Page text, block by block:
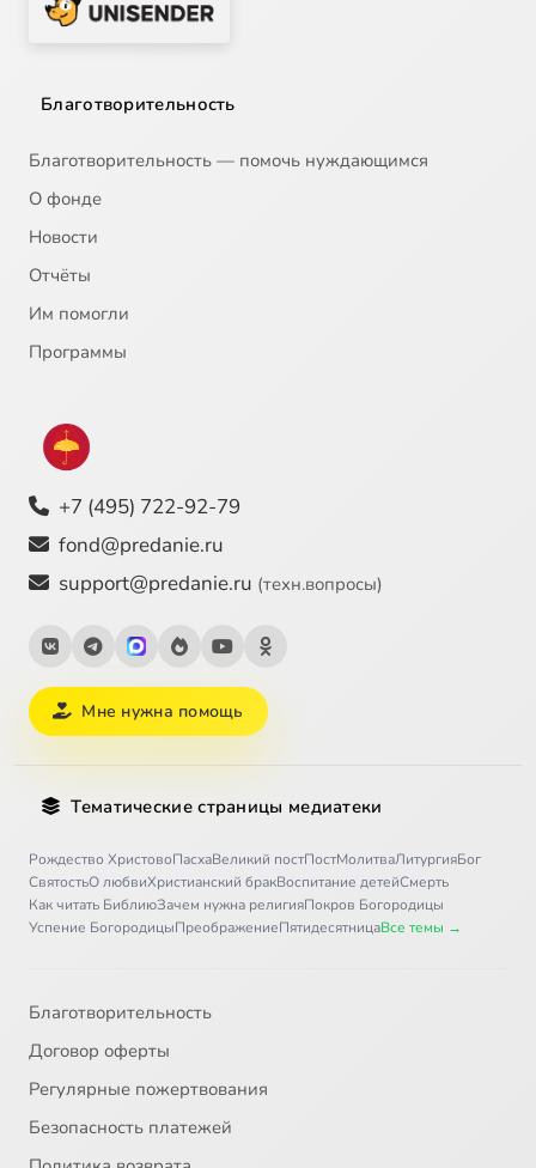
Благотворительность
Благотворительность — помочь нуждающимся
О фонде
Новости
Отчёты
Им помогли
Программы
+7 (495) 722-92-79
fond@predanie.ru
support@predanie.ru (техн.вопросы)
Мне нужна помощь
Тематические страницы медиатеки
Рождество ХристовоПасхаВеликий постПостМолитваЛитургияБог
СвятостьО любвиХристианский бракВоспитание детейСмерть
Как читать БиблиюЗачем нужна религияПокров Богородицы
Успение БогородицыПреображениеПятидесятницаВсе темы →
Благотворительность
Договор оферты
Регулярные пожертвования
Безопасность платежей